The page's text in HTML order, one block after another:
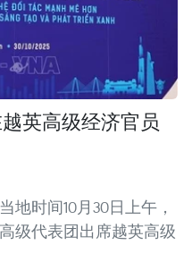
英高级经济官员
地时间10月30日上午，
级代表团出席越英高级